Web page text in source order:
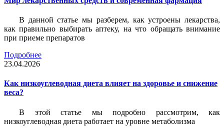
В данной статье мы разберем, как устроены лекарства,
как правильно выбирать аптеку, на что обращать внимание
при приеме препаратов
Подробнее
23.04.2026
Как низкоуглеводная диета влияет на здоровье и снижение
веса?
В этой статье мы подробно рассмотрим, как
низкоуглеводная диета работает на уровне метаболизма